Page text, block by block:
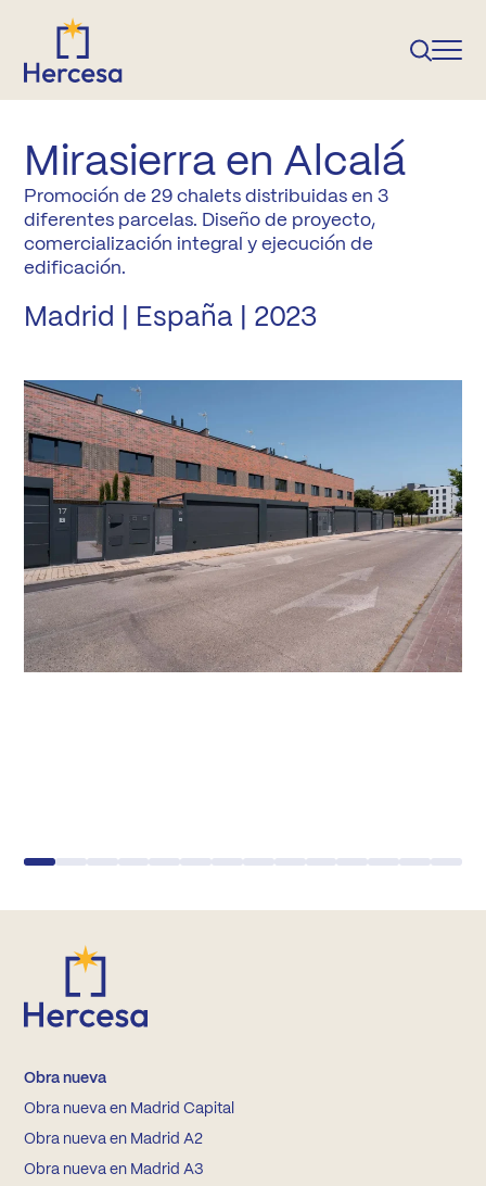
Mirasierra en Alcalá
Promoción de 29 chalets distribuidas en 3
diferentes parcelas. Diseño de proyecto,
comercialización integral y ejecución de
edificación.
Madrid | España | 2023
Obra nueva
Obra nueva en Madrid Capital
Obra nueva en Madrid A2
Obra nueva en Madrid A3